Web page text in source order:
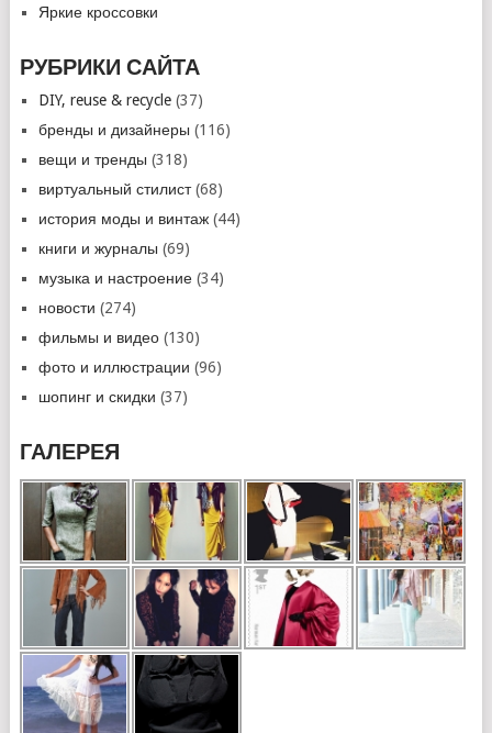
Яркие кроссовки
РУБРИКИ САЙТА
DIY, reuse & recycle(37)
бренды и дизайнеры (116)
вещи и тренды (318)
виртуальный стилист(68)
история моды и винтаж(44)
книги и журналы (69)
музыка и настроение(34)
новости (274)
фильмы и видео(130)
фото и иллюстрации (96)
шопинг и скидки (37)
ГАЛЕРЕЯ